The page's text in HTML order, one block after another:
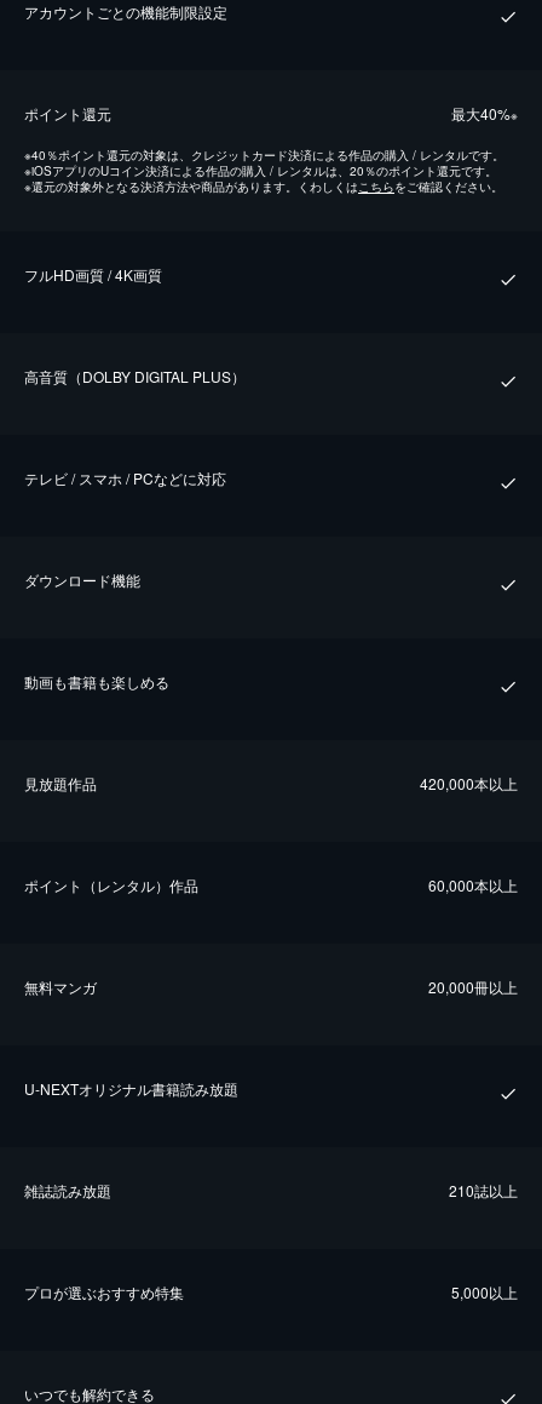
アカウントごとの機能制限設定
ポイント還元 最⼤40%※
※40％ポイント還元の対象は、クレジットカード決済による作品の購入 / レンタルです。
※iOSアプリのUコイン決済による作品の購入 / レンタルは、20％のポイント還元です。
※還元の対象外となる決済方法や商品があります。くわしくはこちらをご確認ください。
フルHD画質 / 4K画質
⾼⾳質（DOLBY DIGITAL PLUS）
テレビ / スマホ / PCなどに対応
ダウンロード機能
動画も書籍も楽しめる
⾒放題作品 420,000本以上
ポイント（レンタル）作品 60,000本以上
無料マンガ 20,000冊以上
U-NEXTオリジナル書籍読み放題
雑誌読み放題 210誌以上
プロが選ぶおすすめ特集 5,000以上
いつでも解約できる